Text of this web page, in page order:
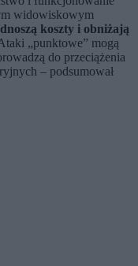
widowiskowym
koszty i obniżają
„punktowe” mogą
do przeciążenia
– podsumował